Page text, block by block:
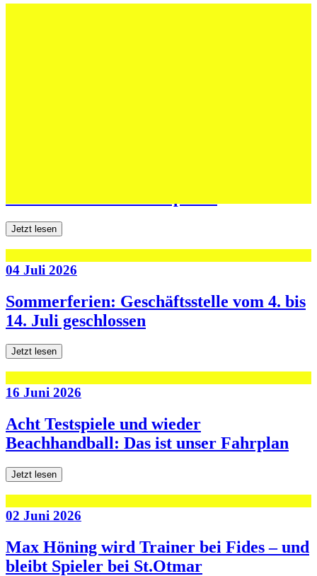
Jetzt lesen
04 Juli 2026
Sommerferien: Geschäftsstelle vom 4. bis
14. Juli geschlossen
Jetzt lesen
16 Juni 2026
Acht Testspiele und wieder
Beachhandball: Das ist unser Fahrplan
Jetzt lesen
02 Juni 2026
Max Höning wird Trainer bei Fides – und
bleibt Spieler bei St.Otmar